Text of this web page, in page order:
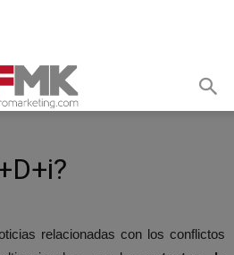
relacionadas con los conflictos